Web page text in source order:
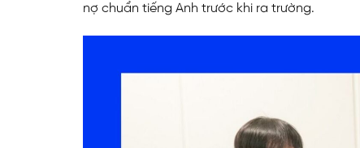
nợ chuẩn tiếng Anh trước khi ra trường.